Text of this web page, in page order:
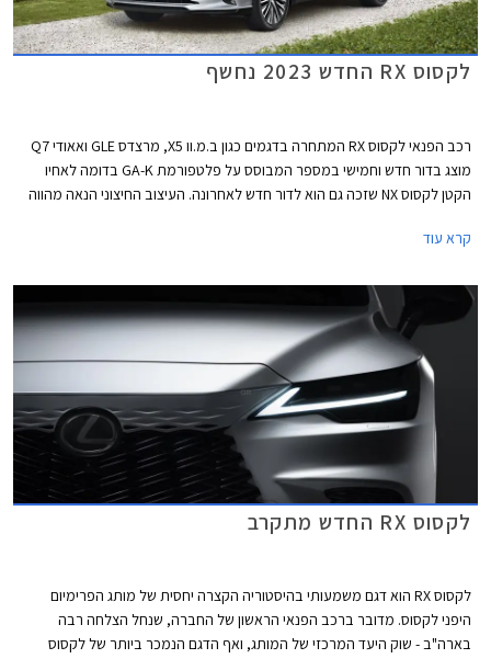
לקסוס RX החדש 2023 נחשף
רכב הפנאי לקסוס RX המתחרה בדגמים כגון ב.מ.וו X5, מרצדס GLE ואאודי Q7
מוצג בדור חדש וחמישי במספר המבוסס על פלטפורמת GA-K בדומה לאחיו
הקטן לקסוס NX שזכה גם הוא לדור חדש לאחרונה. העיצוב החיצוני הנאה מהווה
קרא עוד
לקסוס RX החדש מתקרב
לקסוס RX הוא דגם משמעותי בהיסטוריה הקצרה יחסית של מותג הפרימיום
היפני לקסוס. מדובר ברכב הפנאי הראשון של החברה, שנחל הצלחה רבה
בארה"ב - שוק היעד המרכזי של המותג, ואף הדגם הנמכר ביותר של לקסוס